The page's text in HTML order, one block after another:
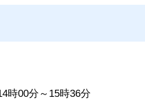
時00分～15時36分